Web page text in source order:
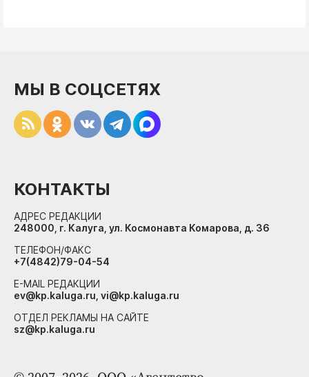
МЫ В СОЦСЕТЯХ
КОНТАКТЫ
АДРЕС РЕДАКЦИИ
248000, г. Калуга, ул. Космонавта Комарова, д. 36
ТЕЛЕФОН/ФАКС
+7(4842)79-04-54
E-MAIL РЕДАКЦИИ
ev@kp.kaluga.ru, vi@kp.kaluga.ru
ОТДЕЛ РЕКЛАМЫ НА САЙТЕ
sz@kp.kaluga.ru